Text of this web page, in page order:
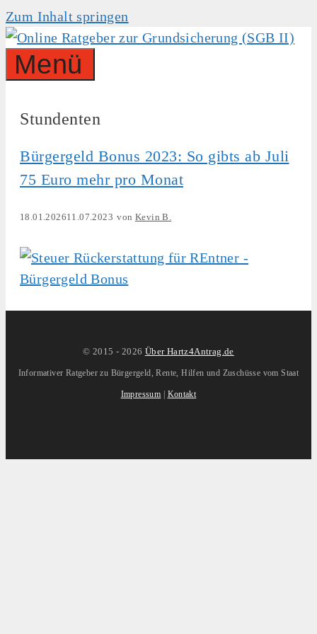
Zum Inhalt springen
Menü
Stundenten
Bürgergeld Bonus 2023: So gibts ab Juli
75 Euro mehr pro Monat
18.01.202611.07.2023 vonKevin B.
© 2015 - 2026 Über Hartz4Antrag.de
Informativer Ratgeber zu Bürgergeld, Rente, Hilfen und Zuschüsse vom Staat
Impressum | Kontakt